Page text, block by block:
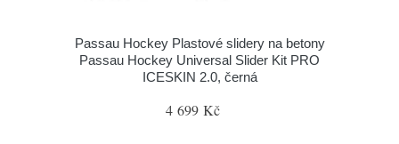
Passau Hockey Plastové slidery na betony
Passau Hockey Universal Slider Kit PRO
ICESKIN 2.0, černá
4 699 Kč